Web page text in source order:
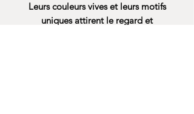
Leurs couleurs vives et leurs motifs
uniques attirent le regard et